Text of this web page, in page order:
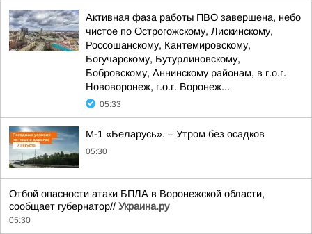
Активная фаза работы ПВО завершена, небо
чистое по Острогожскому, Лискинскому,
Россошанскому, Кантемировскому,
Богучарскому, Бутурлиновскому,
Бобровскому, Аннинскому районам, в г.о.г.
Нововоронеж, г.о.г. Воронеж...
05:33
М-1 «Беларусь». – Утром без осадков
05:30
Отбой опасности атаки БПЛА в Воронежской области,
сообщает губернатор// Украина.ру
05:30